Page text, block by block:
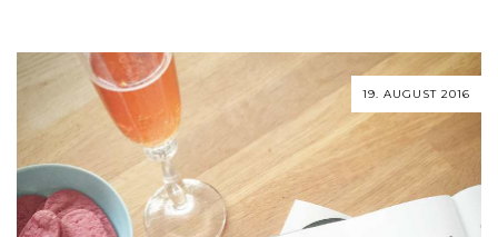
19. AUGUST 2016